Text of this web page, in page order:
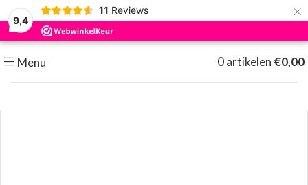
9,4
11 Reviews ×
Menu 0artikelen €0,00